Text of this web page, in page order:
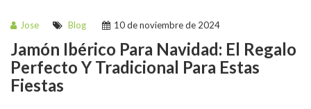
Blog
Jose 10 de noviembre de 2024
Jamón Ibérico Para Navidad: El Regalo
Perfecto Y Tradicional Para Estas
Fiestas